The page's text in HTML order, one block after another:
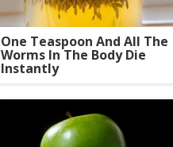
One Teaspoon And All The
Worms In The Body Die
Instantly